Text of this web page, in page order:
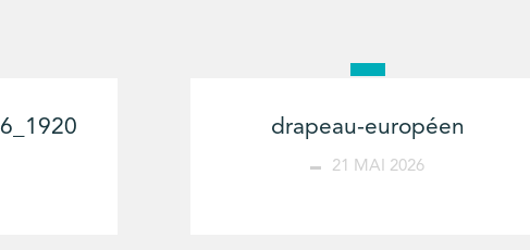
drapeau-européen
21 MAI 2026